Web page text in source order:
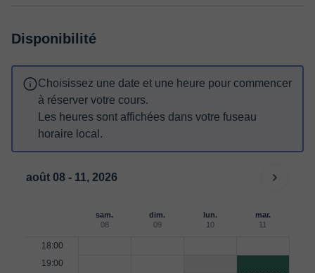
Disponibilité
Choisissez une date et une heure pour commencer
à réserver votre cours.
Les heures sont affichées dans votre fuseau
horaire local.
août 08 - 11, 2026
sam.
08
dim.
09
lun.
10
mar.
11
18:00
19:00